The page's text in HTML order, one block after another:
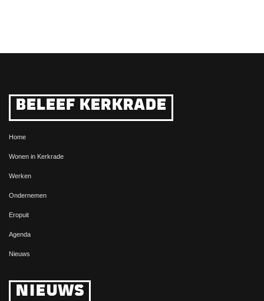
BELEEF KERKRADE
Home
Wonen in Kerkrade
Werken
Ondernemen
Eropuit
Agenda
Nieuws
NIEUWS